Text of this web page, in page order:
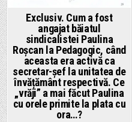
Exclusiv. Cum a fost
angajat băiatul
sindicalistei Paulina
Roșcan la Pedagogic, când
aceasta era activă ca
secretar-șef la unitatea de
învățământ respectivă. Ce
„vrăji” a mai făcut Paulina
cu orele primite la plata cu
ora…?